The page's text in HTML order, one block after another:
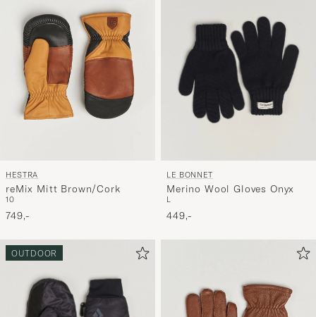
HESTRA
reMix Mitt Brown/Cork
10
749,-
LE BONNET
Merino Wool Gloves Onyx
L
449,-
OUTDOOR